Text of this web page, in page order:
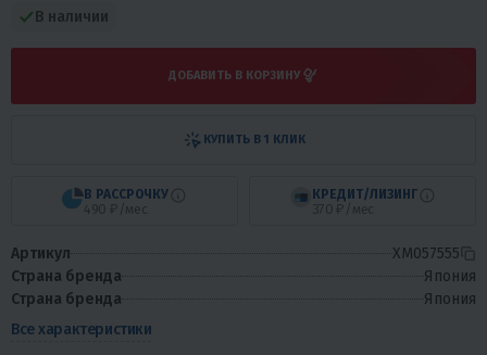
В наличии
ДОБАВИТЬ В КОРЗИНУ
В РАССРОЧКУ
490 ₽/мес
КРЕДИТ/ЛИЗИНГ
370 ₽/мес
КУПИТЬ В 1 КЛИК
Артикул
XM057555
Страна бренда
Япония
Страна бренда
Япония
Все характеристики